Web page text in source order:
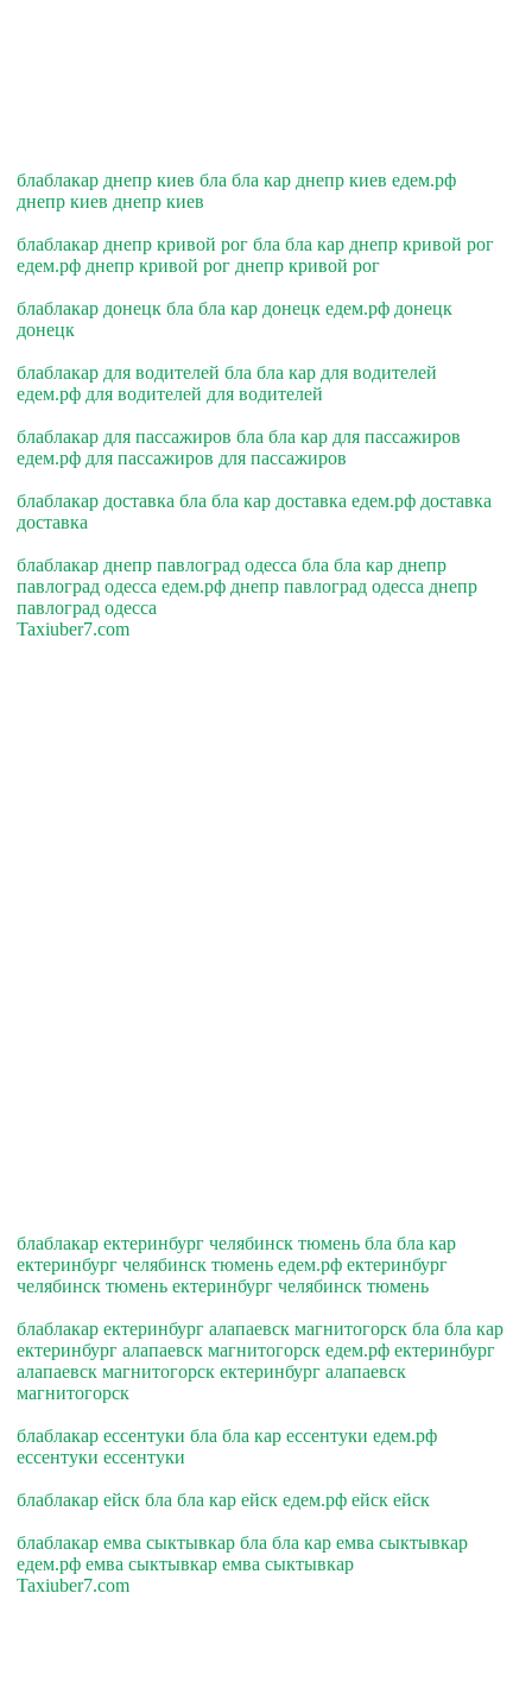
блаблакар днепр киев бла бла кар днепр киев едем.рф
днепр киев днепр киев
блаблакар днепр кривой рог бла бла кар днепр кривой рог
едем.рф днепр кривой рог днепр кривой рог
блаблакар донецк бла бла кар донецк едем.рф донецк
донецк
блаблакар для водителей бла бла кар для водителей
едем.рф для водителей для водителей
блаблакар для пассажиров бла бла кар для пассажиров
едем.рф для пассажиров для пассажиров
блаблакар доставка бла бла кар доставка едем.рф доставка
доставка
блаблакар днепр павлоград одесса бла бла кар днепр
павлоград одесса едем.рф днепр павлоград одесса днепр
павлоград одесса
Taxiuber7.com
блаблакар ектеринбург челябинск тюмень бла бла кар
ектеринбург челябинск тюмень едем.рф ектеринбург
челябинск тюмень ектеринбург челябинск тюмень
блаблакар ектеринбург алапаевск магнитогорск бла бла кар
ектеринбург алапаевск магнитогорск едем.рф ектеринбург
алапаевск магнитогорск ектеринбург алапаевск
магнитогорск
блаблакар ессентуки бла бла кар ессентуки едем.рф
ессентуки ессентуки
блаблакар ейск бла бла кар ейск едем.рф ейск ейск
блаблакар емва сыктывкар бла бла кар емва сыктывкар
едем.рф емва сыктывкар емва сыктывкар
Taxiuber7.com